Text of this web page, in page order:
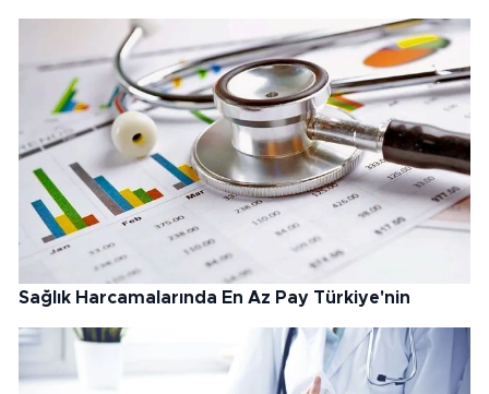
Sağlık Harcamalarında En Az Pay Türkiye'nin